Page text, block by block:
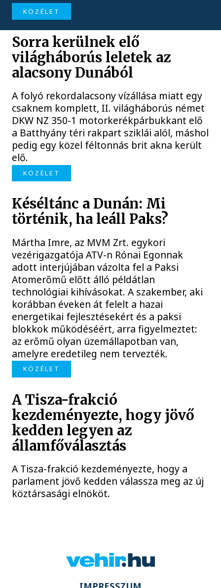
KÖZÉLET
Sorra kerülnek elő
világháborús leletek az
alacsony Dunából
A folyó rekordalacsony vízállása miatt egy
csaknem komplett, II. világháborús német
DKW NZ 350-1 motorkerékpárbukkant elő
a Batthyány téri rakpart sziklái alól, máshol
pedig egy közel féltonnás brit akna került
elő.
KÖZÉLET
Késéltánc a Dunán: Mi
történik, ha leáll Paks?
Mártha Imre, az MVM Zrt. egykori
vezérigazgatója ATV-n Rónai Egonnak
adott interjújában vázolta fel a Paksi
Atomerőmű előtt álló példátlan
technológiai kihívásokat. A szakember, aki
korábban éveken át felelt a hazai
energetikai fejlesztésekért és a paksi
blokkok működéséért, arra figyelmeztet:
az erőmű olyan üzemállapotban van,
amelyre eredetileg nem tervezték.
KÖZÉLET
A Tisza-frakció
kezdeményezte, hogy jövő
kedden legyen az
államfőválasztás
A Tisza-frakció kezdeményezte, hogy a
parlament jövő kedden válassza meg az új
köztársasági elnököt.